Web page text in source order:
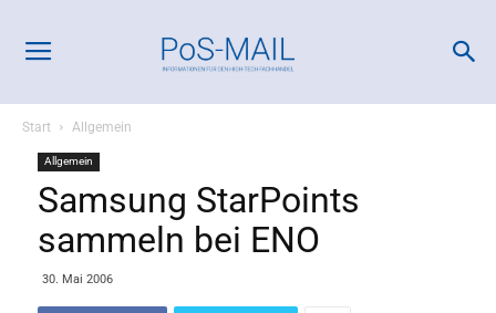
Start Allgemein
Allgemein
Samsung StarPoints
sammeln bei ENO
30. Mai 2006